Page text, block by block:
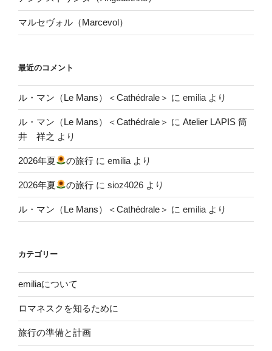
マルセヴォル（Marcevol）
最近のコメント
ル・マン（Le Mans）＜Cathédrale＞ に emilia より
ル・マン（Le Mans）＜Cathédrale＞ に Atelier LAPIS 筒
井 祥之 より
2026年夏 の旅行 にemilia より
2026年夏 の旅行 にsioz4026 より
ル・マン（Le Mans）＜Cathédrale＞ に emilia より
カテゴリー
emiliaについて
ロマネスクを知るために
旅行の準備と計画